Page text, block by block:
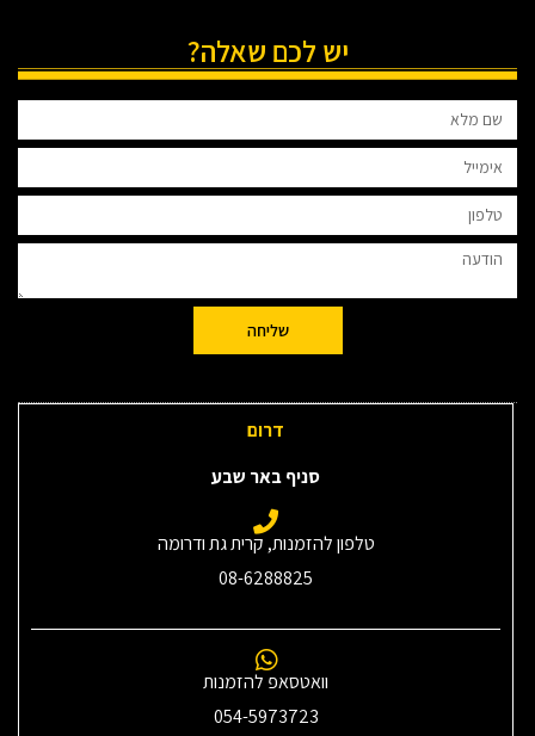
יש לכם שאלה?
שליחה
דרום
סניף באר שבע
טלפון להזמנות, קרית גת ודרומה
08-6288825
וואטסאפ להזמנות
054-5973723